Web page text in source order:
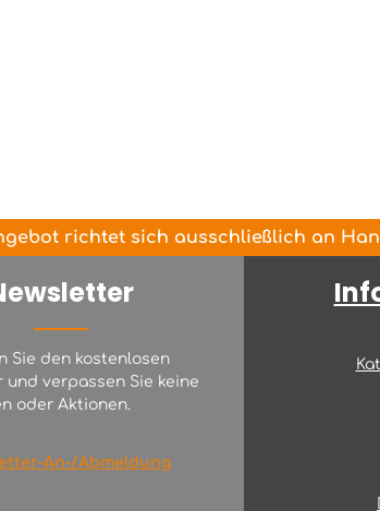
richtet sich ausschließlich an
Sie den kostenlosen
und verpassen Sie keine
oder Aktionen.
An-/Abmeldung